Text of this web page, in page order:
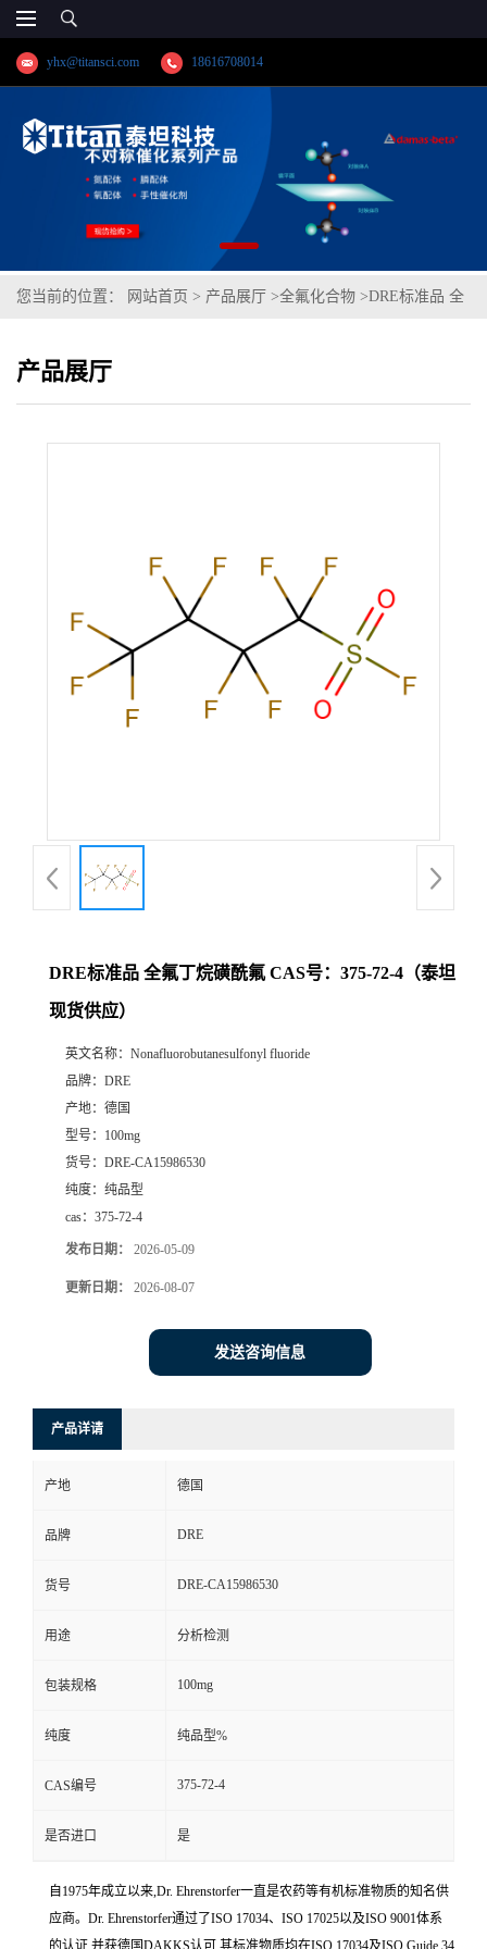
yhx@titansci.com 18616708014
您当前的位置： 网站首页 > 产品展厅 >全氟化合物 >DRE标准品 全
产品展厅
DRE标准品 全氟丁烷磺酰氟 CAS号：375-72-4（泰坦
现货供应）
英文名称： Nonafluorobutanesulfonyl fluoride
品牌： DRE
产地： 德国
型号： 100mg
货号： DRE-CA15986530
纯度： 纯品型
cas： 375-72-4
发布日期： 2026-05-09
更新日期： 2026-08-07
发送咨询信息
产品详请
产地 德国
品牌 DRE
货号 DRE-CA15986530
用途 分析检测
包装规格 100mg
纯度 纯品型%
CAS编号 375-72-4
是否进口 是
自1975年成立以来,Dr. Ehrenstorfer一直是农药等有机标准物质的知名供
应商。Dr. Ehrenstorfer通过了ISO 17034、ISO 17025以及ISO 9001体系
的认证,并获德国DAKKS认可,其标准物质均在ISO 17034及ISO Guide 34